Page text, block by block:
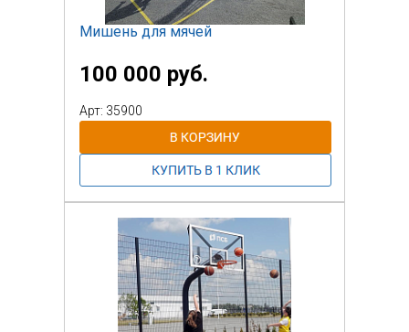
Мишень для мячей
100 000 руб.
Арт: 35900